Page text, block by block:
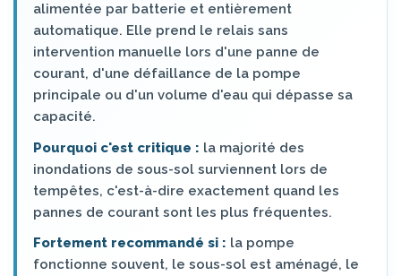
alimentée par batterie et entièrement
automatique. Elle prend le relais sans
intervention manuelle lors d'une panne de
courant, d'une défaillance de la pompe
principale ou d'un volume d'eau qui dépasse sa
capacité.
Pourquoi c'est critique : la majorité des
inondations de sous-sol surviennent lors de
tempêtes, c'est-à-dire exactement quand les
pannes de courant sont les plus fréquentes.
Fortement recommandé si : la pompe
fonctionne souvent, le sous-sol est aménagé, le